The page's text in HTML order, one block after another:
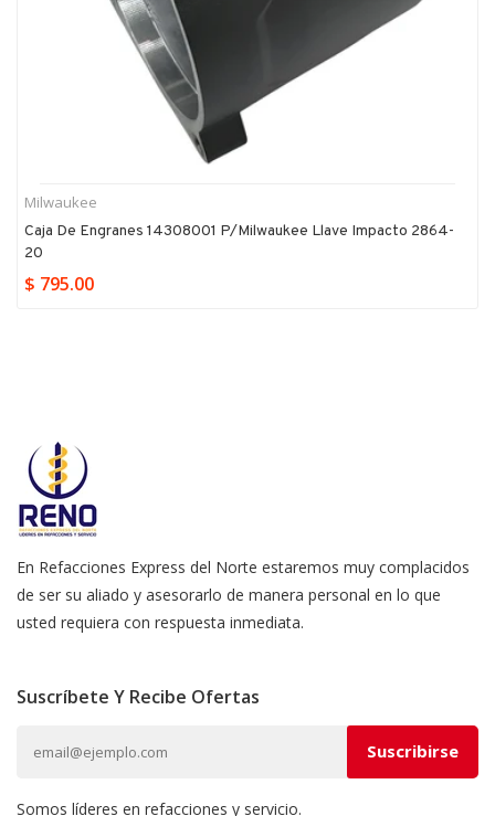
Milwaukee
Caja De Engranes 14308001 P/milwaukee Llave Impacto 2864-
20
$ 795.00
En Refacciones Express del Norte estaremos muy complacidos
de ser su aliado y asesorarlo de manera personal en lo que
usted requiera con respuesta inmediata.
Suscríbete Y Recibe Ofertas
Somos líderes en refacciones y servicio.